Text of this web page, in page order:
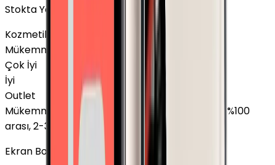
Stokta Yok
Kozmetik Durumu
Nasıl Görünüyor?
Mükemmel
Çok İyi
İyi
Outlet
Mükemmel
Ekranda leke yok, Pil sağlığı %85 - %100
arası, 2-3 hafif çizik
Ekran Boyutu